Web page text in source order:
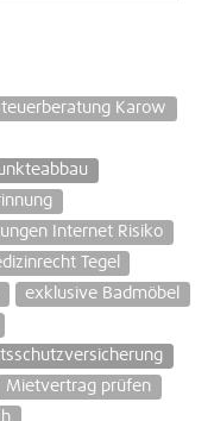
Karow
Internet Risiko
Tegel
exklusive Badmöbel
Mietvertrag prüfen